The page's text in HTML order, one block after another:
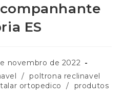
ES
novembro de 2022
/ poltrona reclinavel
ortopedico /
produtos